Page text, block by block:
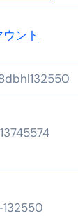
ント
132550